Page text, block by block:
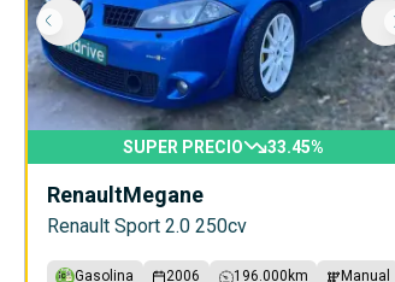
SUPER PRECIO 33.45%
RenaultMegane
Renault Sport 2.0 250cv
Gasolina 2006 196.000 km Manual